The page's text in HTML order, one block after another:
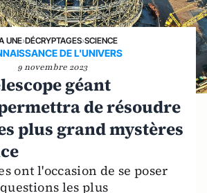
UNE›DÉCRYPTAGES›SCIENCE
DE L'UNIVERS
9 novembre 2023
géant
de résoudre
plus grand mystères
ont l'occasion de se poser
les plus